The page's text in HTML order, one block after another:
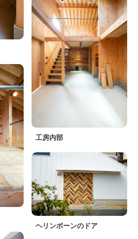
工房内部
ヘリンボーンのドア